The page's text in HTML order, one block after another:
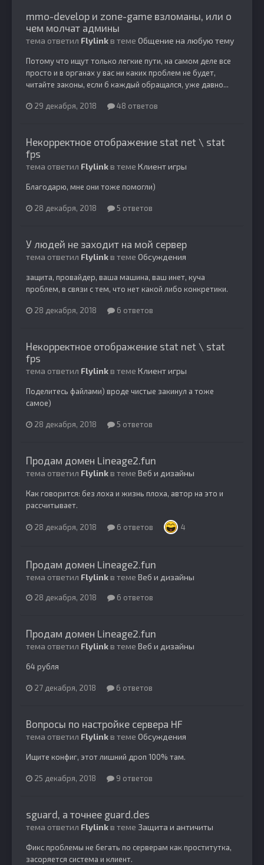
mmo-develop и zone-game взломаны, или о
чем молчат админы
тема ответил Flylinkв теме Общение на любую тему
Потому что ищут только легкие пути, на самом деле все
просто и в органах у вас ни каких проблем не будет,
читайте законы, если б каждый обращался, уже давно...
29 декабря, 2018 48 ответов
Некорректное отображение stat net \ stat
fps
тема ответил Flylinkв теме Клиент игры
Благодарю, мне они тоже помогли)
28 декабря, 2018 5 ответов
У людей не заходит на мой сервер
тема ответил Flylinkв теме Обсуждения
защита, провайдер, ваша машина, ваш инет, куча
проблем, в связи с тем, что нет какой либо конкретики.
28 декабря, 2018 6 ответов
Некорректное отображение stat net \ stat
fps
тема ответил Flylinkв теме Клиент игры
Поделитесь файлами) вроде чистые закинул а тоже
самое)
28 декабря, 2018 5 ответов
Продам домен Lineage2.fun
тема ответил Flylinkв теме Веб и дизайны
Как говорится: без лоха и жизнь плоха, автор на это и
рассчитывает.
28 декабря, 2018 6 ответов 4
Продам домен Lineage2.fun
тема ответил Flylinkв теме Веб и дизайны
28 декабря, 2018 6 ответов
Продам домен Lineage2.fun
тема ответил Flylinkв теме Веб и дизайны
64 рубля
27 декабря, 2018 6 ответов
Вопросы по настройке сервера HF
тема ответил Flylinkв теме Обсуждения
Ищите конфиг, этот лишний дроп 100% там.
25 декабря, 2018 9 ответов
sguard, а точнее guard.des
тема ответил Flylinkв теме Защита и античиты
Фикс проблемы не бегать по серверам как проститутка,
засоряется система и клиент.